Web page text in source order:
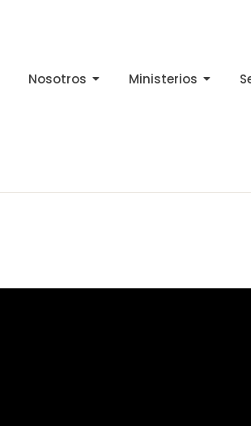
Nosotros Ministerios